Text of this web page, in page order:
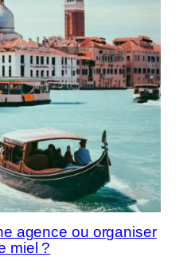
agence ou organiser
miel ?